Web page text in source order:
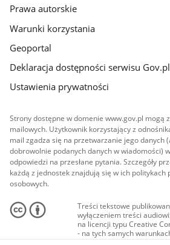
Prawa autorskie
Warunki korzystania
Geoportal
Deklaracja dostępności serwisu Gov.pl
Ustawienia prywatności
Strony dostępne w domenie www.gov.pl mogą
mailowych. Użytkownik korzystający z
mail zgadza się na przetwarzanie jego danych
dobrowolnie podanych danych w wiadomości)
odpowiedzi na przesłane pytania. Szczegóły
każdą z jednostek znajdują się w ich
osobowych.
Treści tekstowe
wyłączeniem treści
na licencji typu Creative
- na tych samych
Materiały audiowizualne,